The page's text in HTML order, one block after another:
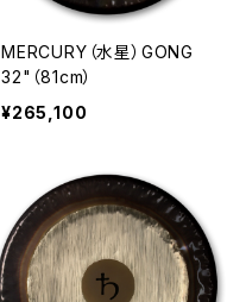
MERCURY（水星）GONG
32"（81cm）
¥265,100